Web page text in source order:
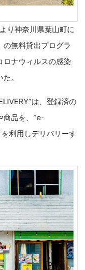
り神奈川県葉山町に
無料貸出プログラ
ロナウィルスの感染
。
は、登録済の
商品を、”e-
利用しデリバリーす